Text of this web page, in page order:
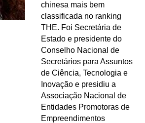
chinesa mais bem
classificada no ranking
THE. Foi Secretária de
Estado e presidente do
Conselho Nacional de
Secretários para Assuntos
de Ciência, Tecnologia e
Inovação e presidiu a
Associação Nacional de
Entidades Promotoras de
Empreendimentos